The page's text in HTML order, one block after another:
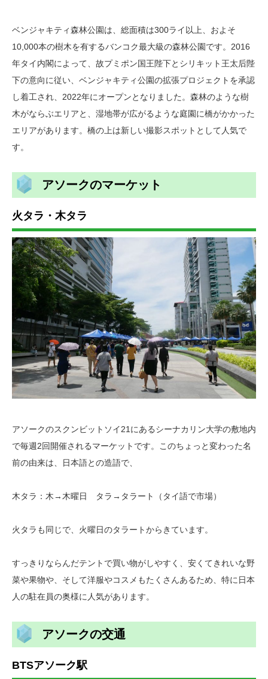
ベンジャキティ森林公園は、総面積は300ライ以上、およそ
10,000本の樹木を有するバンコク最大級の森林公園です。2016
年タイ内閣によって、故プミポン国王陛下とシリキット王太后陛
下の意向に従い、ベンジャキティ公園の拡張プロジェクトを承認
し着工され、2022年にオープンとなりました。森林のような樹
木がならぶエリアと、湿地帯が広がるような庭園に橋がかかった
エリアがあります。橋の上は新しい撮影スポットとして人気で
す。
アソークのマーケット
火タラ・木タラ
アソークのスクンビットソイ21にあるシーナカリン大学の敷地内
で毎週2回開催されるマーケットです。このちょっと変わった名
前の由来は、日本語との造語で、
木タラ：木→木曜日 タラ→タラート（タイ語で市場）
火タラも同じで、火曜日のタラートからきています。
すっきりならんだテントで買い物がしやすく、安くてきれいな野
菜や果物や、そして洋服やコスメもたくさんあるため、特に日本
人の駐在員の奥様に人気があります。
アソークの交通
BTSアソーク駅